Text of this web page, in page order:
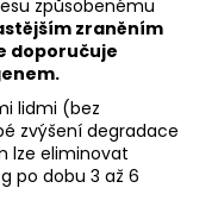
způsobenému
zraněním
doporučuje
lidmi (bez
zvýšení degradace
lze eliminovat
po dobu 3 až 6